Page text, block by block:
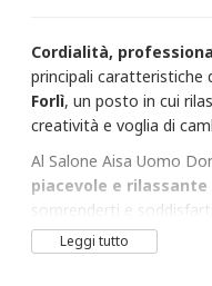
Cordialità,
principali caratteristiche
Forlì, un posto in cui
creatività e voglia di
Al Salone Aisa Uomo
piacevole e rilassante
sorprenderti e
ottenere un risultato
per te.Concedi una
Leggi tutto